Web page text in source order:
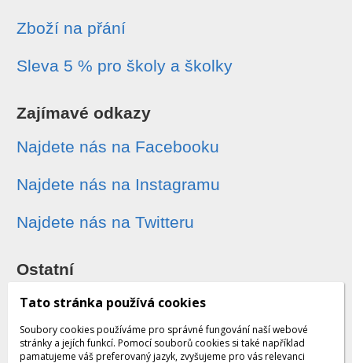
Zboží na přání
Sleva 5 % pro školy a školky
Zajímavé odkazy
Najdete nás na Facebooku
Najdete nás na Instagramu
Najdete nás na Twitteru
Ostatní
Sledování zásilek
Dárkové poukazy
Tato stránka používá cookies
Soubory cookies používáme pro správné fungování naší webové
stránky a jejích funkcí. Pomocí souborů cookies si také například
pamatujeme váš preferovaný jazyk, zvyšujeme pro vás relevanci